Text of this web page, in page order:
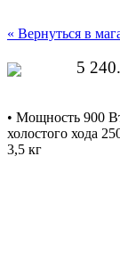
« Вернуться в
5
• Мощность 900
холостого хода
3,5 кг